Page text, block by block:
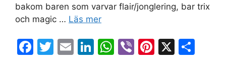
bakom baren som varvar flair/jonglering, bar trix
och magic … Läs mer
F
T
E
Li W Vi Pi X